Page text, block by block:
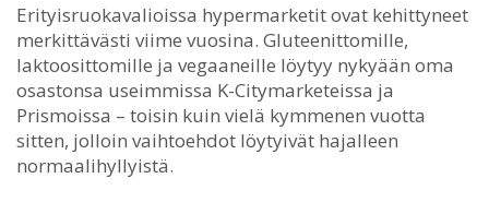
Erityisruokavalioissa hypermarketit ovat kehittyneet
merkittävästi viime vuosina. Gluteenittomille,
laktoosittomille ja vegaaneille löytyy nykyään oma
osastonsa useimmissa K-Citymarketeissa ja
Prismoissa – toisin kuin vielä kymmenen vuotta
sitten, jolloin vaihtoehdot löytyivät hajalleen
normaalihyllyistä.